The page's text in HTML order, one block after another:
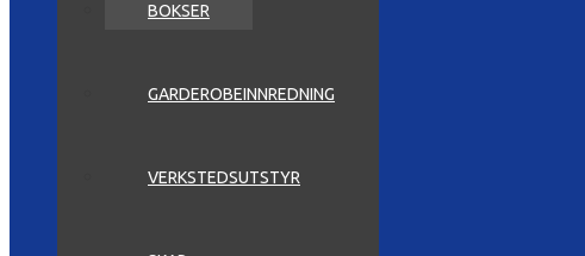
BOKSER
GARDEROBEINNREDNING
VERKSTEDSUTSTYR